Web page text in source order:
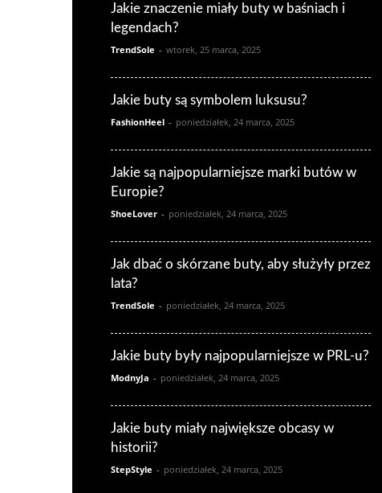
Jakie znaczenie miały buty w baśniach i
legendach?
TrendSole - wtorek, 25 marca, 2025
Jakie buty są symbolem luksusu?
FashionHeel - poniedziałek, 24 marca, 2025
Jakie są najpopularniejsze marki butów w
Europie?
ShoeLover - poniedziałek, 24 marca, 2025
Jak dbać o skórzane buty, aby służyły przez
lata?
TrendSole - poniedziałek, 24 marca, 2025
Jakie buty były najpopularniejsze w PRL-u?
ModnyJa - poniedziałek, 24 marca, 2025
Jakie buty miały największe obcasy w
historii?
StepStyle - poniedziałek, 24 marca, 2025